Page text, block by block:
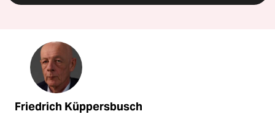
Friedrich Küppersbusch